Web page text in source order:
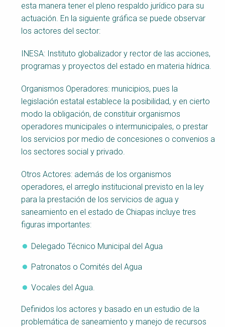
esta manera tener el pleno respaldo jurídico para su
actuación. En la siguiente gráfica se puede observar
los actores del sector:
INESA: Instituto globalizador y rector de las acciones,
programas y proyectos del estado en materia hídrica.
Organismos Operadores: municipios, pues la
legislación estatal establece la posibilidad, y en cierto
modo la obligación, de constituir organismos
operadores municipales o intermunicipales, o prestar
los servicios por medio de concesiones o convenios a
los sectores social y privado.
Otros Actores: además de los organismos
operadores, el arreglo institucional previsto en la ley
para la prestación de los servicios de agua y
saneamiento en el estado de Chiapas incluye tres
figuras importantes:
Delegado Técnico Municipal del Agua
Patronatos o Comités del Agua
Vocales del Agua.
Definidos los actores y basado en un estudio de la
problemática de saneamiento y manejo de recursos